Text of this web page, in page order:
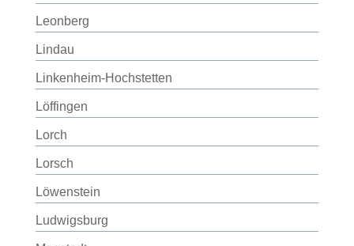
Leonberg
Lindau
Linkenheim-Hochstetten
Löffingen
Lorch
Lorsch
Löwenstein
Ludwigsburg